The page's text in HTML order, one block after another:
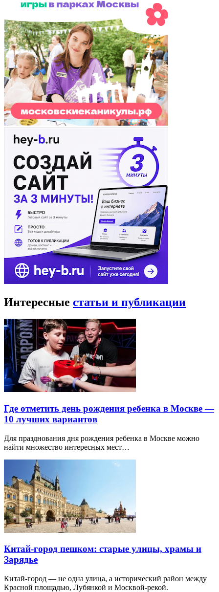
Интересные статьи и публикации
Где отметить день рождения ребенка в Москве —
10 лучших вариантов
Для празднования дня рождения ребенка в Москве можно
найти множество интересных мест…
Китай-город пешком: старые улицы, храмы и
Зарядье
Китай-город — не одна улица, а исторический район между
Красной площадью, Лубянкой и Москвой-рекой.